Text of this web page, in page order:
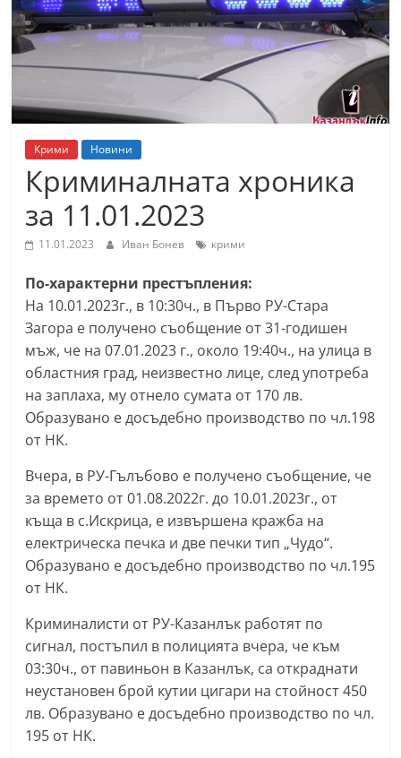
т
К
а
а
н
ъ
к
и
б
л
а
с
т
С
а
р
а
З
а
о
р
а
–
k
Крими Новини
Криминалната хроника
за 11.01.2023
11.01.2023 Иван Бонев крими
По-характерни престъпления:
На 10.01.2023г., в 10:30ч., в Първо РУ-Стара
Загора е получено съобщение от 31-годишен
мъж, че на 07.01.2023 г., около 19:40ч., на улица в
областния град, неизвестно лице, след употреба
на заплаха, му отнело сумата от 170 лв.
Образувано е досъдебно производство по чл.198
от НК.
Вчера, в РУ-Гълъбово е получено съобщение, че
за времето от 01.08.2022г. до 10.01.2023г., от
къща в с.Искрица, е извършена кражба на
електрическа печка и две печки тип „Чудо“.
Образувано е досъдебно производство по чл.195
от НК.
Криминалисти от РУ-Казанлък работят по
сигнал, постъпил в полицията вчера, че към
03:30ч., от павиньон в Казанлък, са откраднати
неустановен брой кутии цигари на стойност 450
лв. Образувано е досъдебно производство по чл.
195 от НК.